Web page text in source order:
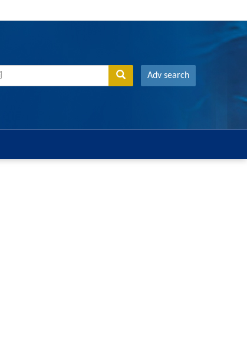
Adv search